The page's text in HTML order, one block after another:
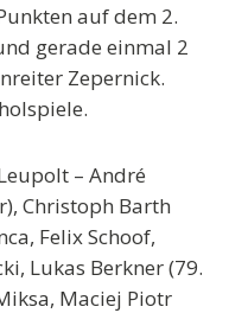
auf dem 2.
gerade einmal 2
Zepernick.
– André
Christoph Barth
Felix Schoof,
Lukas Berkner (79.
Maciej Piotr